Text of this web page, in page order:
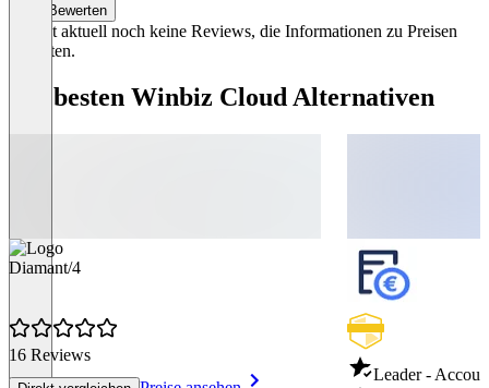
Bewerten
Es gibt aktuell noch keine Reviews, die Informationen zu Preisen
enthalten.
Die besten Winbiz Cloud Alternativen
Diamant/4
16 Reviews
Leader -